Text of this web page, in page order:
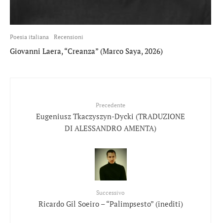
Poesia italiana Recensioni
Giovanni Laera, “Creanza” (Marco Saya, 2026)
Precedente
Eugeniusz Tkaczyszyn-Dycki (TRADUZIONE
DI ALESSANDRO AMENTA)
Successivo
Ricardo Gil Soeiro – “Palimpsesto” (inediti)